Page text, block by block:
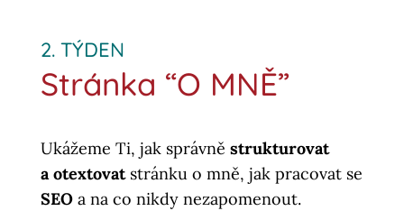
2. TÝDEN
Stránka “O MNĚ”
Ukážeme Ti, jak správně strukturovat
a otextovatstránku o mně, jak pracovat se
SEOa na co nikdy nezapomenout.